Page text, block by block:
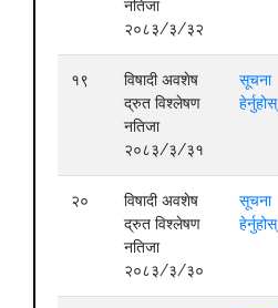
नतिजा
२०८३/३/३२
१९
विषादी अवशेष
द्रुत विश्लेषण
नतिजा
२०८३/३/३१
सूचना
हेर्नुहोस्
२०
विषादी अवशेष
द्रुत विश्लेषण
नतिजा
२०८३/३/३०
सूचना
हेर्नुहोस्